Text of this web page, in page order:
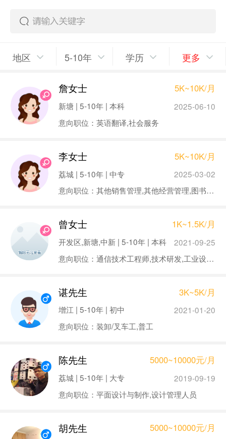
地区 5-10年 学历 更多
詹女士 5K~10K/月
新塘 | 5-10年 | 本科
2025-06-10
意向职位：英语翻译,社会服务
李女士 5K~10K/月
荔城 | 5-10年 | 中专
2025-03-02
意向职位：其他销售管理,其他经营管理,图书资料/文档管理,内勤/后勤,物业管理
曾女士 1K~1.5K/月
开发区,新塘,中新 | 5-10年 | 本科
2021-09-25
意向职位：通信技术工程师,技术研发,工业设计/产品设计,工业工程师,工程/设备工程师
谌先生 3K~5K/月
增江 | 5-10年 | 初中
2021-01-20
意向职位：装卸/叉车工,普工
陈先生 5000~10000元/月
荔城 | 5-10年 | 大专
2019-09-19
意向职位：平面设计与制作,设计管理人员
胡先生 5000~10000元/月